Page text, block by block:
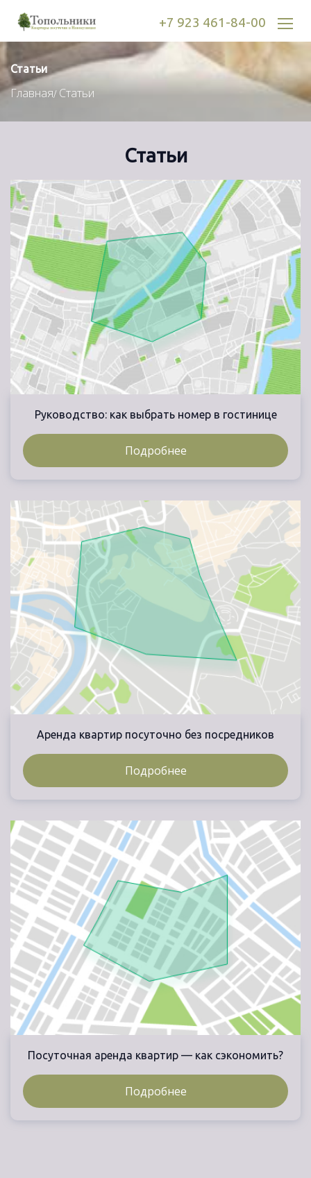
+7 923 461-84-00
Статьи
Главная Статьи
Статьи
Руководство: как выбрать номер в гостинице
Подробнее
Аренда квартир посуточно без посредников
Подробнее
Посуточная аренда квартир — как сэкономить?
Подробнее